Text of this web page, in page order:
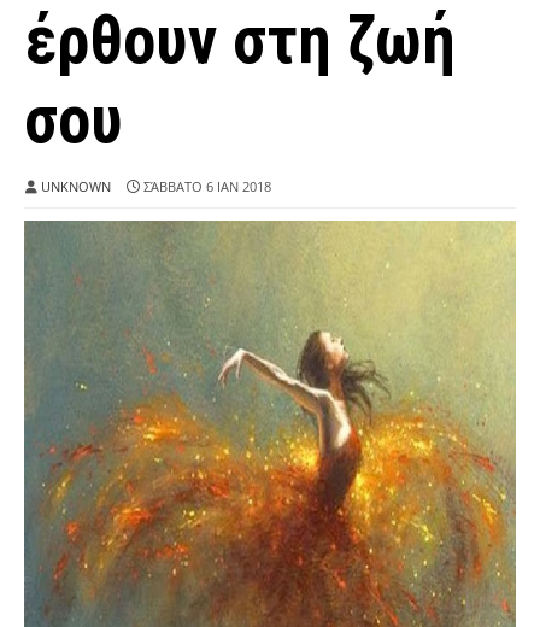
έρθουν στη ζωή
σου
UNKNOWN ΣΆΒΒΑΤΟ 6 ΙΑΝ 2018